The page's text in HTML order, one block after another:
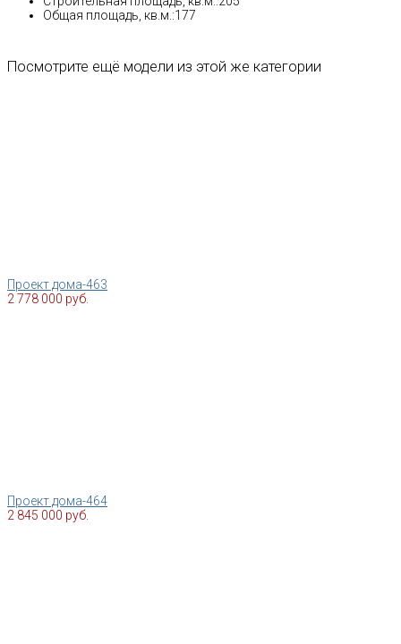
Общая площадь, кв.м.:177
Посмотрите ещё модели из этой же категории
Проект дома-463
2 778 000 руб.
Проект дома-464
2 845 000 руб.